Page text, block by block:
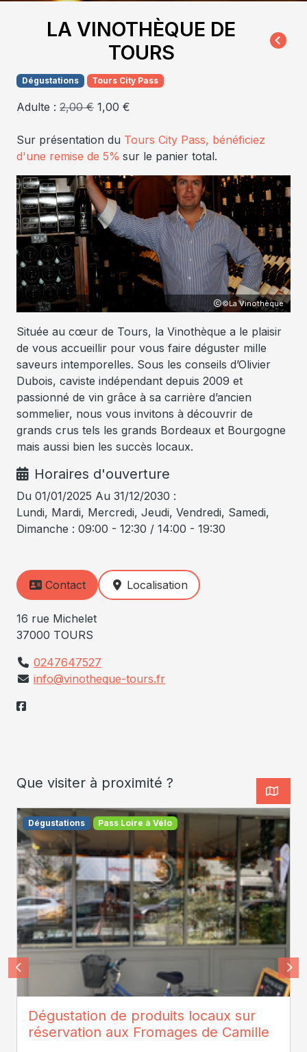
LA VINOTHÈQUE DE
TOURS
Dégustations Tours City Pass
Adulte : 2,00 € 1,00 €
Sur présentation du Tours City Pass, bénéficiez
d'une remise de 5% sur le panier total.
©La Vinothèque
Située au cœur de Tours, la Vinothèque a le plaisir
de vous accueillir pour vous faire déguster mille
saveurs intemporelles. Sous les conseils d’Olivier
Dubois, caviste indépendant depuis 2009 et
passionné de vin grâce à sa carrière d’ancien
sommelier, nous vous invitons à découvrir de
grands crus tels les grands Bordeaux et Bourgogne
mais aussi bien les succès locaux.
Horaires d'ouverture
Du 01/01/2025 Au 31/12/2030 :
Lundi, Mardi, Mercredi, Jeudi, Vendredi, Samedi,
Dimanche : 09:00 - 12:30 / 14:00 - 19:30
Contact Localisation
16 rue Michelet
37000 TOURS
0247647527
info@vinotheque-tours.fr
Que visiter à proximité ?
Dégustations Pass Loire à Vélo
Dégustation de produits locaux sur
réservation aux Fromages de Camille